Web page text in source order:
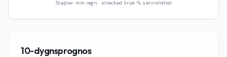
Staplar: mm regn · streckad linje: % sannolikhet
10-dygnsprognos